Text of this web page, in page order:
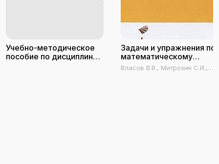
Учебно-методическое
пособие по дисциплине
Задачи и упражнения по
математическому
анализу и
дифференциальным
Власов В.В., Митрохин С.И.,